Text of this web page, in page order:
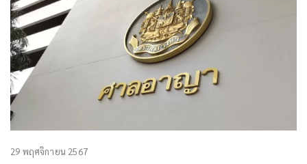
29 พฤศจิกายน 2567